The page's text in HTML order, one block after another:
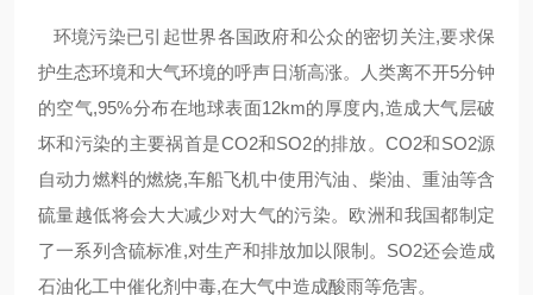
环境污染已引起世界各国政府和公众的密切关注,要求保
护生态环境和大气环境的呼声日渐高涨。人类离不开5分钟
的空气,95%分布在地球表面12km的厚度内,造成大气层破
坏和污染的主要祸首是CO2和SO2的排放。CO2和SO2源
自动力燃料的燃烧,车船飞机中使用汽油、柴油、重油等含
硫量越低将会大大减少对大气的污染。欧洲和我国都制定
了一系列含硫标准,对生产和排放加以限制。SO2还会造成
石油化工中催化剂中毒,在大气中造成酸雨等危害。